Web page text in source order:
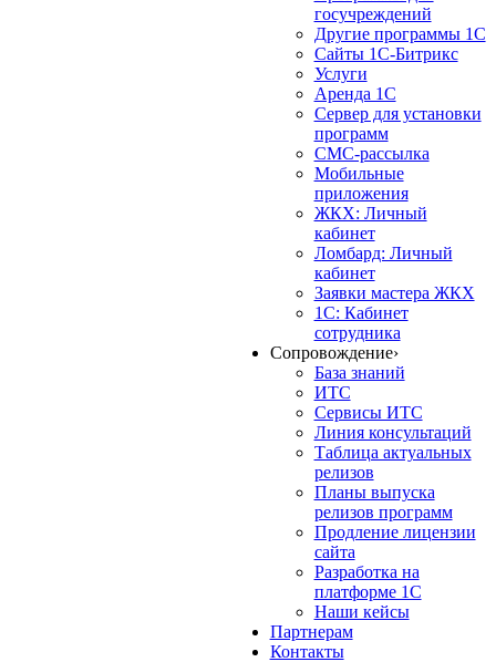
госучреждений
Другие программы 1С
Сайты 1С-Битрикс
Услуги
Аренда 1С
Сервер для установки
программ
СМС-рассылка
Мобильные
приложения
ЖКХ: Личный
кабинет
Ломбард: Личный
кабинет
Заявки мастера ЖКХ
1С: Кабинет
сотрудника
Сопровождение›
База знаний
ИТС
Сервисы ИТС
Линия консультаций
Таблица актуальных
релизов
Планы выпуска
релизов программ
Продление лицензии
сайта
Разработка на
платформе 1С
Наши кейсы
Партнерам
Контакты